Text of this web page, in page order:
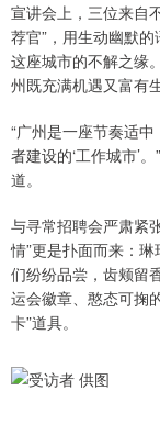
宣讲会上，三位来自
荐官”，用生动幽默
这座城市的不解之缘
州既充满机遇又富有
“广州是一座节奏适
者建设的‘工作城市’
道。
与寻常招聘会严肃紧
情”更是扑面而来：
们纷纷品尝，齿颊留
运会徽章、憨态可掬
卡”道具。